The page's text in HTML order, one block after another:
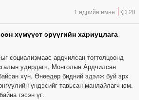
1 өдрийн өмнө 20
хүмүүст эрүүгийн хариуцлага
социализмаас ардчилсан тогтолцоонд
удирдагч, Монголын Ардчилсан
хүн. Өнөөдөр бидний эдэлж буй эрх
үндэсийг тавьсан манлайлагч юм.
гэсэн үг.